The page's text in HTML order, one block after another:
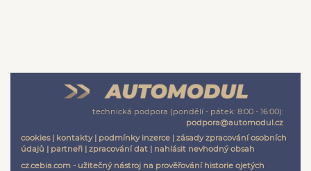
technická podpora (pondělí - pátek: 8:00 - 16:00):
podpora@automodul.cz
cookies| kontakty| podmínky inzerce | zásady zpracování osobních
údajů | partneři | zpracování dat | nahlásit nevhodný obsah
cz.cebia.com - užitečný nástroj na prověřování historie ojetých